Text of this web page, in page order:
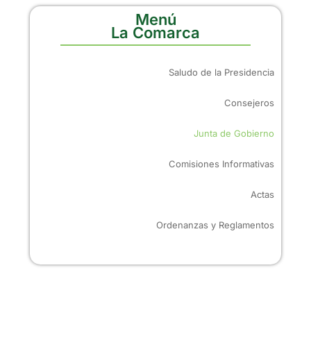
Menú
La Comarca
Saludo de la Presidencia
Consejeros
Junta de Gobierno
Comisiones Informativas
Actas
Ordenanzas y Reglamentos